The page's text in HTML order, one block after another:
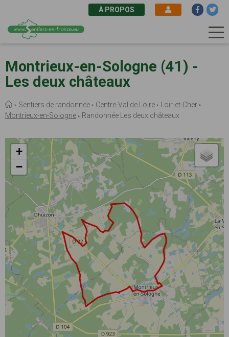
au
contenu
principal
À PROPOS
Montrieux-en-Sologne (41) -
Les deux châteaux
Fil
d'Ariane
Sentiers de randonnée Centre-Val de Loire
Loir-et-Cher
Montrieux-en-Sologne
Randonnée Les deux châteaux
+
−